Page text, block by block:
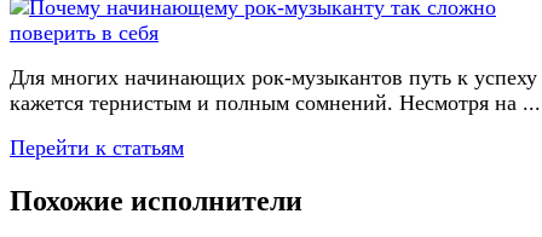
Для многих начинающих рок-музыкантов путь к успеху
кажется тернистым и полным сомнений. Несмотря на ...
Перейти к статьям
Похожие исполнители